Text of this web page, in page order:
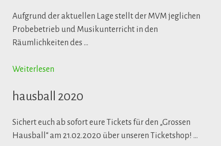
Aufgrund der aktuellen Lage stellt der MVM jeglichen
Probebetrieb und Musikunterricht in den
Räumlichkeiten des …
Weiterlesen
hausball 2020
Sichert euch ab sofort eure Tickets für den „Grossen
Hausball“ am 21.02.2020 über unseren Ticketshop! …